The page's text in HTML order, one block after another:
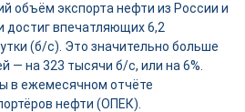
объём экспорта нефти из России и
достиг впечатляющих 6,2
(б/с). Это значительно больше
— на 323 тысячи б/с, или на 6%.
в ежемесячном отчёте
нефти (ОПЕК).